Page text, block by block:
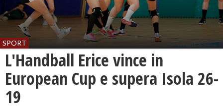
SPORT
L'Handball Erice vince in
European Cup e supera Isola 26-
19